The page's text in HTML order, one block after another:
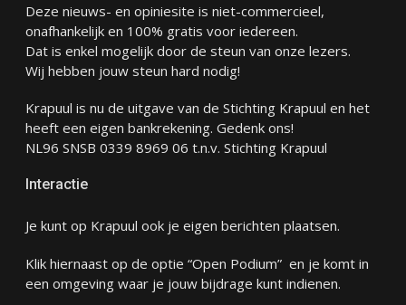
Deze nieuws- en opiniesite is niet-commercieel,
onafhankelijk en 100% gratis voor iedereen.
Dat is enkel mogelijk door de steun van onze lezers.
Wij hebben jouw steun hard nodig!
Krapuul is nu de uitgave van de Stichting Krapuul en het
heeft een eigen bankrekening. Gedenk ons!
NL96 SNSB 0339 8969 06 t.n.v. Stichting Krapuul
Interactie
Je kunt op Krapuul ook je eigen berichten plaatsen.
Klik hiernaast op de optie “Open Podium” en je komt in
een omgeving waar je jouw bijdrage kunt indienen.